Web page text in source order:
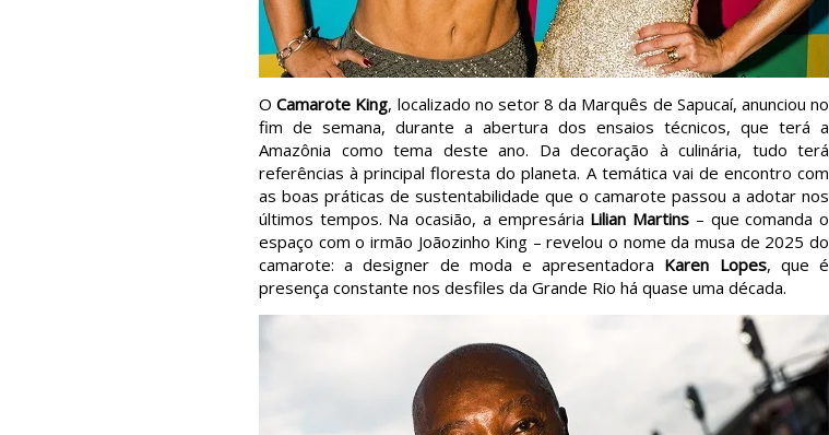
OCamarote King, localizado no setor 8 da Marquês de Sapucaí, anunciou no
fim de semana, durante a abertura dos ensaios técnicos, que terá a
Amazônia como tema deste ano. Da decoração à culinária, tudo terá
referências à principal floresta do planeta. A temática vai de encontro com
as boas práticas de sustentabilidade que o camarote passou a adotar nos
últimos tempos. Na ocasião, a empresária Lilian Martins – que comanda o
espaço com o irmão Joãozinho King – revelou o nome da musa de 2025 do
camarote: a designer de moda e apresentadora Karen Lopes, que é
presença constante nos desfiles da Grande Rio há quase uma década.